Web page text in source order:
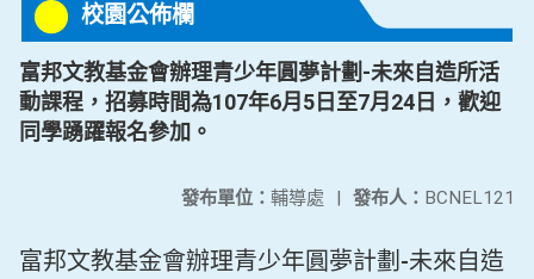
校園公佈欄
富邦文教基金會辦理青少年圓夢計劃-未來自造所活
動課程，招募時間為107年6月5日至7月24日，歡迎
同學踴躍報名參加。
發布人： BCNEL121
發布單位： 輔導處 |
富邦文教基金會辦理青少年圓夢計劃-未來自造